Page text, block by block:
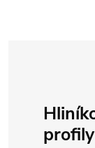
profily